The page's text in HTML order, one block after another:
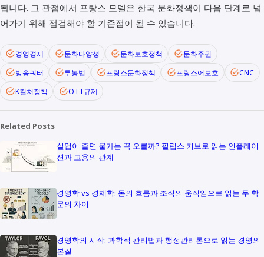
됩니다. 그 관점에서 프랑스 모델은 한국 문화정책이 다음 단계로 넘
어가기 위해 점검해야 할 기준점이 될 수 있습니다.
경영경제 문화다양성 문화보호정책
문화주권
방송쿼터
투봉법 프랑스문화정책 프랑스어보호
CNC
K컬처정책
OTT규제
Related Posts
실업이 줄면 물가는 꼭 오를까? 필립스 커브로 읽는 인플레이
션과 고용의 관계
경영학 vs 경제학: 돈의 흐름과 조직의 움직임으로 읽는 두 학
문의 차이
경영학의 시작: 과학적 관리법과 행정관리론으로 읽는 경영의
본질